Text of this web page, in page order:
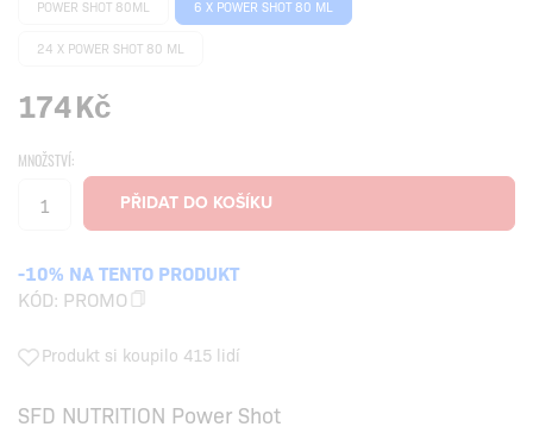
POWER SHOT 80ML 6 X POWER SHOT 80 ML
24 X POWER SHOT 80 ML
174Kč
MNOŽSTVÍ:
-10% NA TENTO PRODUKT
KÓD: PROMO
Produkt si koupilo 415 lidí
SFD NUTRITION Power Shot